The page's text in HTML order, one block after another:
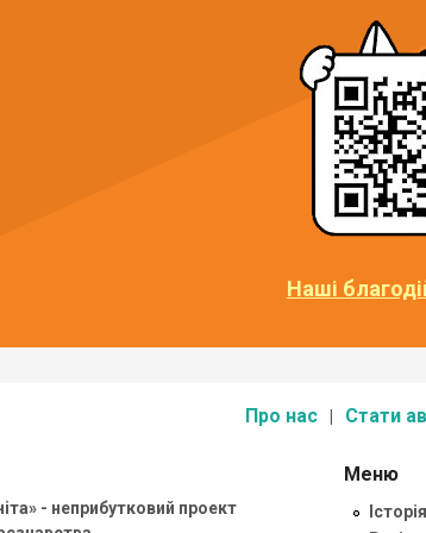
Наші
Про нас Стати
- неприбутковий проект
Меню